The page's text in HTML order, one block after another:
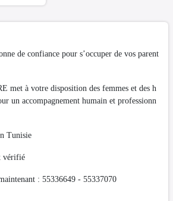
de confiance pour s’occuper de vos parent
met à votre disposition des femmes et des h
un accompagnement humain et professionn
Tunisie
vérifié
: 55336649 - 55337070